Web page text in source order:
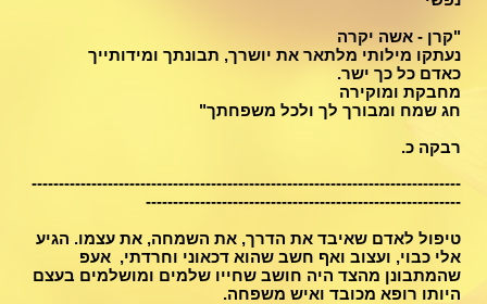
"קרן - אשה יקרה
נעתקו מילותי מלתאר את יושרך, תבונתך ומידותייך
כאדם כל כך ישר.
מחבקת ומוקירה
חג שמח ומבורך לך ולכל משפחתך"
רבקה כ.
-------------------------------------------------------------------------------
----------------------------------------------------------
טיפול לאדם שאיבד את הדרך, את השמחה, את עצמו. הגיע
אלי כבוי, ועצוב ואף חשב שהוא דכאוני וחרדתי, אעפ
שהמתבונן מהצד היה חושב שחייו שלמים ומושלמים בעצם
היותו רופא מכובד ואיש משפחה.